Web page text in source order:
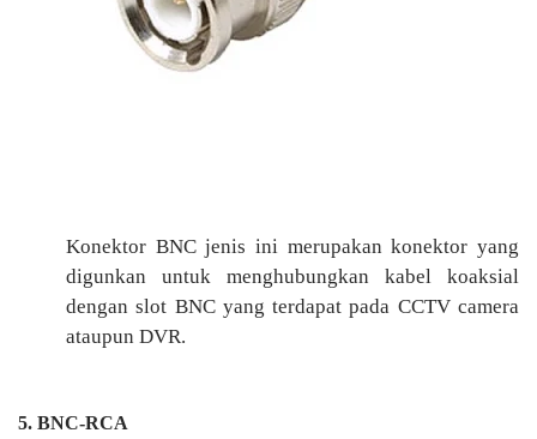
Konektor BNC jenis ini merupakan konektor yang
digunkan untuk menghubungkan kabel koaksial
dengan slot BNC yang terdapat pada CCTV camera
ataupun DVR.
5. BNC-RCA